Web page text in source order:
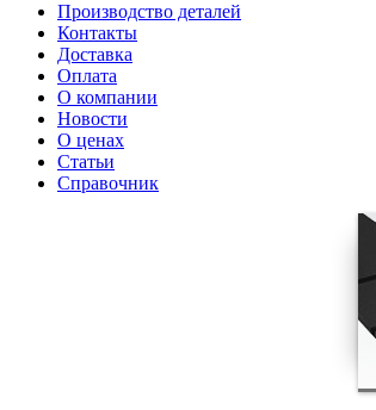
Производство деталей
Контакты
Доставка
Оплата
О компании
Новости
О ценах
Статьи
Справочник